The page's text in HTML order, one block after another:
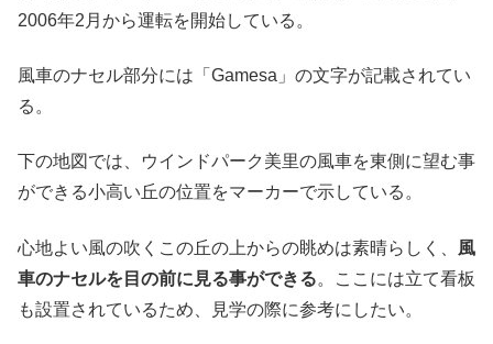
2006年2月から運転を開始している。
風車のナセル部分には「Gamesa」の文字が記載されてい
る。
下の地図では、ウインドパーク美里の風車を東側に望む事
ができる小高い丘の位置をマーカーで示している。
心地よい風の吹くこの丘の上からの眺めは素晴らしく、 風
車のナセルを目の前に見る事ができる。ここには立て看板
も設置されているため、見学の際に参考にしたい。